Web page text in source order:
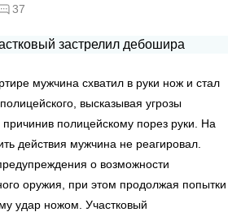
37
мужчина схватил в руки нож и стал
высказывая угрозы
полицейскому порез руки. На
действия мужчина не реагировал.
о возможности
оружия, при этом продолжая попытки
удар ножом. Участковый